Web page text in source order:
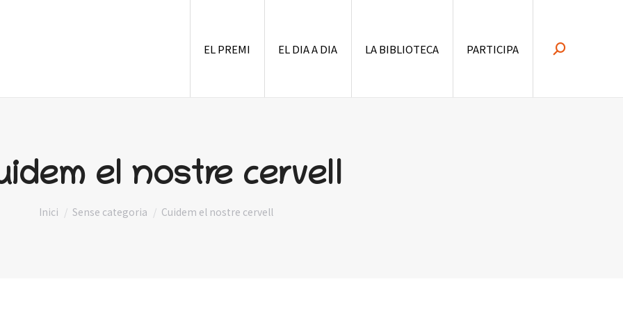
EL PREMI EL DIA A DIA LA BIBLIOTECA PARTICIPA Search:
el nostre cervell
You are here:
Inici Sense categoria Cuidem el nostre cervell